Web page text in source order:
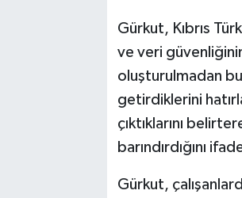
Gürkut, Kıbrıs
ve veri
oluşturulmadan
getirdiklerini
çıktıklarını
barındırdığını
Gürkut,